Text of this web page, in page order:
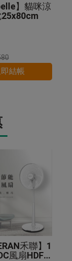
】貓咪涼
結帳
禾聯】1
風扇HDF-1